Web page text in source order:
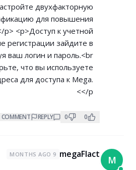
двухфакторную
для повышения
p> <p>Доступ к учетной
регистрации зайдите в
ваш логин и пароль.<br
что вы используете
для доступа к Mega.
</p>
0
0
REPLY
COMMENT
M
megaFlact
9 MONTHS AGO